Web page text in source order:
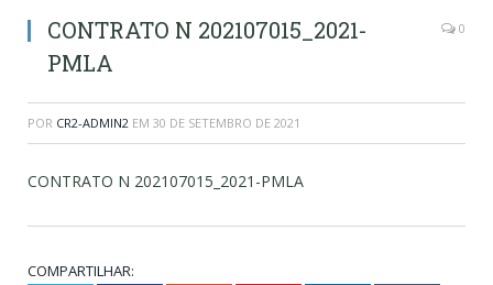
CONTRATO N 202107015_2021-
PMLA
0
POR CR2-ADMIN2 EM 30 DE SETEMBRO DE 2021
CONTRATO N 202107015_2021-PMLA
COMPARTILHAR: